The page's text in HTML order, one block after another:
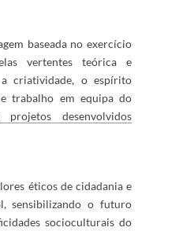
​baseada no exercício
vertentes teórica e
a criatividade, o espírito
trabalho em equipa do
projetos desenvolvidos
éticos de cidadania e
sensibilizando o futuro
socioculturais do